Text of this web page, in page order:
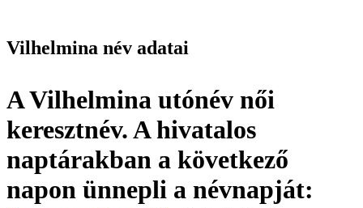
Vilhelmina név adatai
A Vilhelmina utónév női
keresztnév. A hivatalos
naptárakban a következő
napon ünnepli a névnapját: